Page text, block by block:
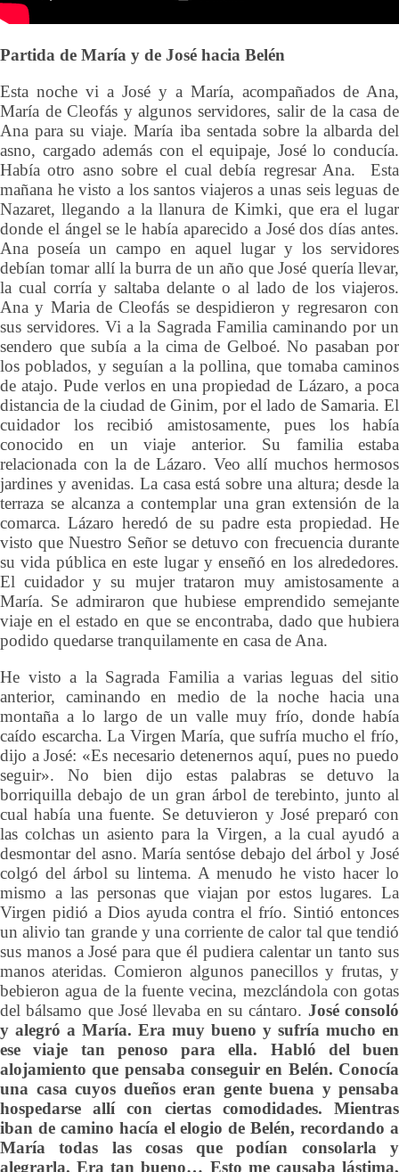
Partida de María y de José hacia Belén
Esta noche vi a José y a María, acompañados de Ana,
María de Cleofás y algunos servidores, salir de la casa de
Ana para su viaje. María iba sentada sobre la albarda del
asno, cargado además con el equipaje, José lo conducía.
Había otro asno sobre el cual debía regresar Ana. Esta
mañana he visto a los santos viajeros a unas seis leguas de
Nazaret, llegando a la llanura de Kimki, que era el lugar
donde el ángel se le había aparecido a José dos días antes.
Ana poseía un campo en aquel lugar y los servidores
debían tomar allí la burra de un año que José quería llevar,
la cual corría y saltaba delante o al lado de los viajeros.
Ana y Maria de Cleofás se despidieron y regresaron con
sus servidores. Vi a la Sagrada Familia caminando por un
sendero que subía a la cima de Gelboé. No pasaban por
los poblados, y seguían a la pollina, que tomaba caminos
de atajo. Pude verlos en una propiedad de Lázaro, a poca
distancia de la ciudad de Ginim, por el lado de Samaria. El
cuidador los recibió amistosamente, pues los había
conocido en un viaje anterior. Su familia estaba
relacionada con la de Lázaro. Veo allí muchos hermosos
jardines y avenidas. La casa está sobre una altura; desde la
terraza se alcanza a contemplar una gran extensión de la
comarca. Lázaro heredó de su padre esta propiedad. He
visto que Nuestro Señor se detuvo con frecuencia durante
su vida pública en este lugar y enseñó en los alrededores.
El cuidador y su mujer trataron muy amistosamente a
María. Se admiraron que hubiese emprendido semejante
viaje en el estado en que se encontraba, dado que hubiera
podido quedarse tranquilamente en casa de Ana.
He visto a la Sagrada Familia a varias leguas del sitio
anterior, caminando en medio de la noche hacia una
montaña a lo largo de un valle muy frío, donde había
caído escarcha. La Virgen María, que sufría mucho el frío,
dijo a José: «Es necesario detenernos aquí, pues no puedo
seguir». No bien dijo estas palabras se detuvo la
borriquilla debajo de un gran árbol de terebinto, junto al
cual había una fuente. Se detuvieron y José preparó con
las colchas un asiento para la Virgen, a la cual ayudó a
desmontar del asno. María sentóse debajo del árbol y José
colgó del árbol su lintema. A menudo he visto hacer lo
mismo a las personas que viajan por estos lugares. La
Virgen pidió a Dios ayuda contra el frío. Sintió entonces
un alivio tan grande y una corriente de calor tal que tendió
sus manos a José para que él pudiera calentar un tanto sus
manos ateridas. Comieron algunos panecillos y frutas, y
bebieron agua de la fuente vecina, mezclándola con gotas
del bálsamo que José llevaba en su cántaro. José consoló
y alegró a María. Era muy bueno y sufría mucho en
ese viaje tan penoso para ella. Habló del buen
alojamiento que pensaba conseguir en Belén. Conocía
una casa cuyos dueños eran gente buena y pensaba
hospedarse allí con ciertas comodidades. Mientras
iban de camino hacía el elogio de Belén, recordando a
María todas las cosas que podían consolarla y
alegrarla. Era tan bueno… Esto me causaba lástima,